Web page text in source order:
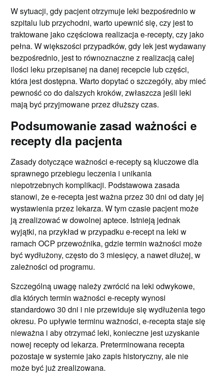
W sytuacji, gdy pacjent otrzymuje leki bezpośrednio w
szpitalu lub przychodni, warto upewnić się, czy jest to
traktowane jako częściowa realizacja e-recepty, czy jako
pełna. W większości przypadków, gdy lek jest wydawany
bezpośrednio, jest to równoznaczne z realizacją całej
ilości leku przepisanej na danej recepcie lub części,
która jest dostępna. Warto dopytać o szczegóły, aby mieć
pewność co do dalszych kroków, zwłaszcza jeśli leki
mają być przyjmowane przez dłuższy czas.
Podsumowanie zasad ważności e
recepty dla pacjenta
Zasady dotyczące ważności e-recepty są kluczowe dla
sprawnego przebiegu leczenia i unikania
niepotrzebnych komplikacji. Podstawowa zasada
stanowi, że e-recepta jest ważna przez 30 dni od daty jej
wystawienia przez lekarza. W tym czasie pacjent może
ją zrealizować w dowolnej aptece. Istnieją jednak
wyjątki, na przykład w przypadku e-recept na leki w
ramach OCP przewoźnika, gdzie termin ważności może
być wydłużony, często do 3 miesięcy, a nawet dłużej, w
zależności od programu.
Szczególną uwagę należy zwrócić na leki odwykowe,
dla których termin ważności e-recepty wynosi
standardowo 30 dni i nie przewiduje się wydłużenia tego
okresu. Po upływie terminu ważności, e-recepta staje się
nieważna i aby otrzymać leki, konieczne jest uzyskanie
nowej recepty od lekarza. Preterminowana recepta
pozostaje w systemie jako zapis historyczny, ale nie
może być już zrealizowana.